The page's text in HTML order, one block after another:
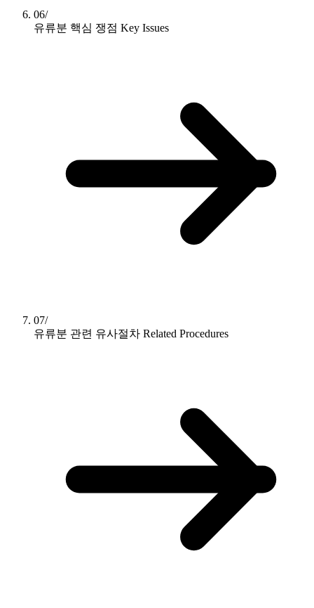
06/
유류분 핵심 쟁점 Key Issues
07/
유류분 관련 유사절차 Related Procedures